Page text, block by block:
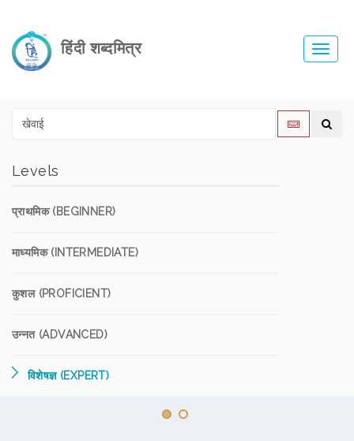
हिंदी शब्दमित्र
Levels
प्राथमिक (BEGINNER)
माध्यमिक (INTERMEDIATE)
कुशल (PROFICIENT)
उन्नत (ADVANCED)
विशेषज्ञ (EXPERT)